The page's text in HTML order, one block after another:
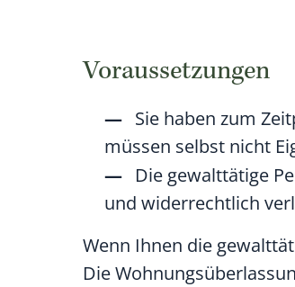
Voraussetzungen
Sie haben zum
müssen selbst nicht
Die gewalttätige
und widerrechtlich
Wenn Ihnen die
Die